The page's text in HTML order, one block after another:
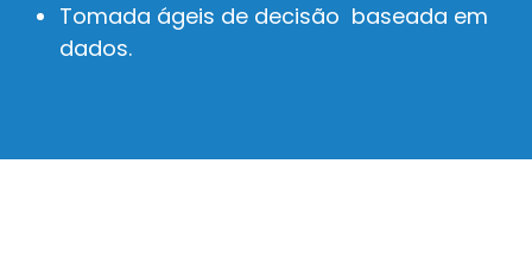
Tomada ágeis de decisão baseada em
dados.